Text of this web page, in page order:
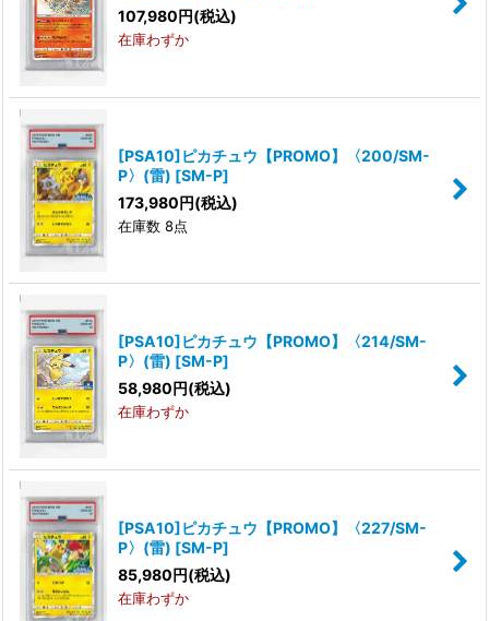
107,980円(税込)
在庫わずか
[PSA10]ピカチュウ【PROMO】〈200/SM-
P〉(雷) [SM-P]
173,980円(税込)
在庫数 8点
[PSA10]ピカチュウ【PROMO】〈214/SM-
P〉(雷) [SM-P]
58,980円(税込)
在庫わずか
[PSA10]ピカチュウ【PROMO】〈227/SM-
P〉(雷) [SM-P]
85,980円(税込)
在庫わずか